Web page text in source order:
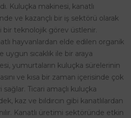
Kuluçka makinesi, kanatlı
ve kazançlı bir iş sektörü olarak
bir teknolojik görev üstlenir.
hayvanlardan elde edilen organik
uygun sıcaklık ile bir araya
yumurtaların kuluçka sürelerinin
ve kısa bir zaman içerisinde çok
Ticari amaçlı kuluçka
kaz ve bıldırcın gibi kanatlılardan
Kanatlı üretimi sektöründe etkin